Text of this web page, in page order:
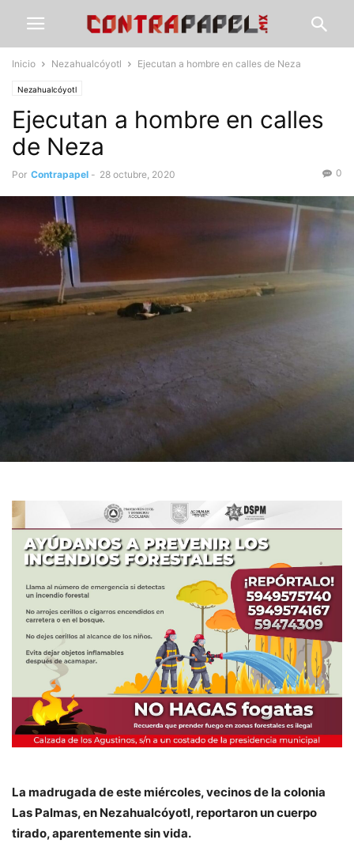
Inicio Nezahualcóyotl Ejecutan a hombre en calles de Neza
Nezahualcóyotl
Ejecutan a hombre en calles
de Neza
Por Contrapapel - 28 octubre, 2020 0
La madrugada de este miércoles, vecinos de la colonia
Las Palmas, en Nezahualcóyotl, reportaron un cuerpo
tirado, aparentemente sin vida.